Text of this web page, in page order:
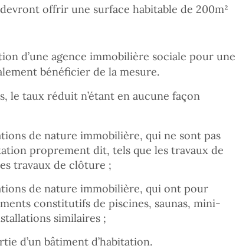
offrir une surface habitable de 200m²
d’une agence immobilière sociale pour une
bénéficier de la mesure.
le taux réduit n’étant en aucune façon
de nature immobilière, qui ne sont pas
proprement dit, tels que les travaux de
travaux de clôture ;
de nature immobilière, qui ont pour
constitutifs de piscines, saunas, mini-
similaires ;
d’un bâtiment d’habitation.